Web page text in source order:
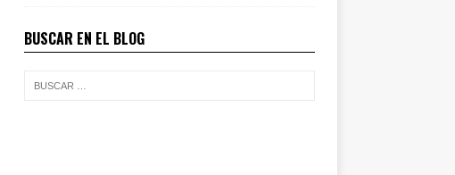
BUSCAR EN EL BLOG